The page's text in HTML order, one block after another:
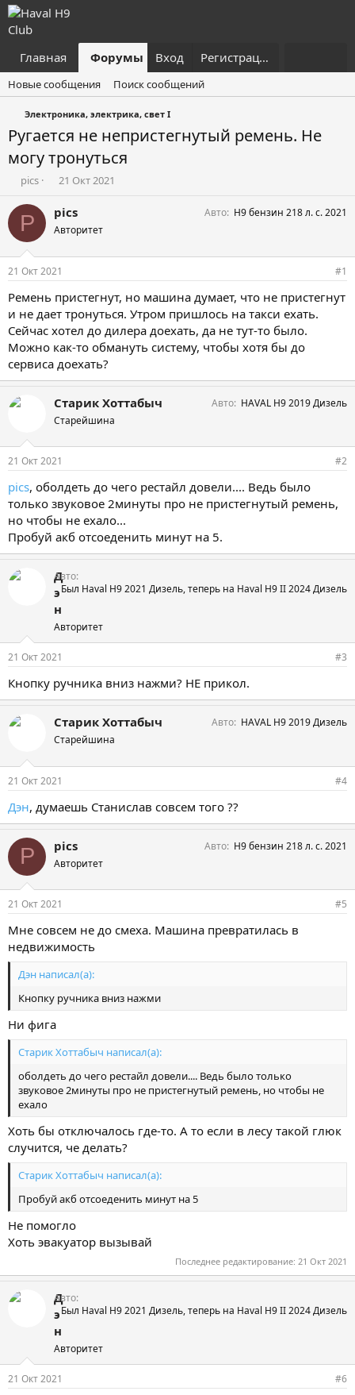
Главная Форумы Что нового?
Вход Регистрация
Новые сообщения Поиск сообщений
Электроника, электрика, свет I
Ругается не непристегнутый ремень. Не
могу тронуться
А
т
о
т
е
м
ы
pics
Д
т
н
ч
а
л
а
21 Окт 2021
P pics
Авторитет
Авто H9 бензин 218 л. с. 2021
21 Окт 2021 #1
Ремень пристегнут, но машина думает, что не пристегнут
и не дает тронуться. Утром пришлось на такси ехать.
Сейчас хотел до дилера доехать, да не тут-то было.
Можно как-то обмануть систему, чтобы хотя бы до
сервиса доехать?
Старик Хоттабыч
Старейшина
Авто HAVAL H9 2019 Дизель
21 Окт 2021 #2
pics, оболдеть до чего рестайл довели.... Ведь было
только звуковое 2минуты про не пристегнутый ремень,
но чтобы не ехало...
Пробуй акб отсоеденить минут на 5.
Д
э
н
Авторитет
Авто
Был Haval H9 2021 Дизель, теперь на Haval H9 II 2024 Дизель
21 Окт 2021 #3
Кнопку ручника вниз нажми? НЕ прикол.
Старик Хоттабыч
Старейшина
Авто HAVAL H9 2019 Дизель
21 Окт 2021 #4
Дэн, думаешь Станислав совсем того ??
P pics
Авторитет
Авто H9 бензин 218 л. с. 2021
21 Окт 2021 #5
Мне совсем не до смеха. Машина превратилась в
недвижимость
Дэн написал(а):
Кнопку ручника вниз нажми
Ни фига
Старик Хоттабыч написал(а):
оболдеть до чего рестайл довели.... Ведь было только
звуковое 2минуты про не пристегнутый ремень, но чтобы не
ехало
Хоть бы отключалось где-то. А то если в лесу такой глюк
случится, че делать?
Старик Хоттабыч написал(а):
Пробуй акб отсоеденить минут на 5
Не помогло
Хоть эвакуатор вызывай
Последнее редактирование: 21 Окт 2021
Д
э
н
Авторитет
Авто
Был Haval H9 2021 Дизель, теперь на Haval H9 II 2024 Дизель
21 Окт 2021 #6